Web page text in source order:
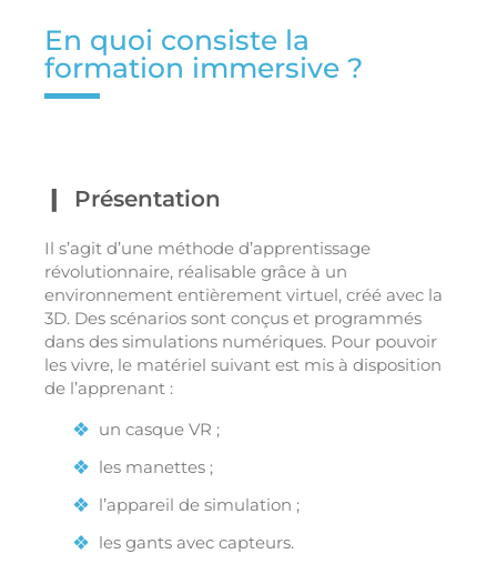
En quoi consiste la
formation immersive ?
Présentation
Il s’agit d’une méthode d’apprentissage
révolutionnaire, réalisable grâce à un
environnement entièrement virtuel, créé avec la
3D. Des scénarios sont conçus et programmés
dans des simulations numériques. Pour pouvoir
les vivre, le matériel suivant est mis à disposition
de l’apprenant :
un casque VR ;
les manettes ;
l’appareil de simulation ;
les gants avec capteurs.